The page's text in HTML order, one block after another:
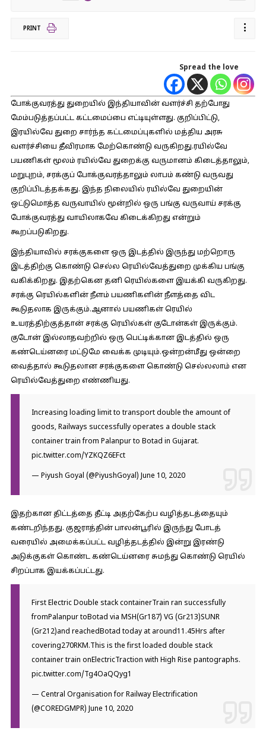
PRINT
Spread the love
போக்குவரத்து துறையில் இந்தியாவின் வளர்ச்சி தற்போது
மேம்படுத்தப்பட்ட கட்டமைப்பை எட்டியுள்ளது. குறிப்பிட்டு,
இரயில்வே துறை சார்ந்த கட்டமைப்புகளில் மத்திய அரசு
வளர்ச்சியை தீவிரமாக மேற்கொண்டு வருகிறது.ரயில்வே
பயணிகள் மூலம் ரயில்வே துறைக்கு வருமானம் கிடைத்தாலும்,
மறுபுறம், சரக்குப் போக்குவரத்தாலும் லாபம் கண்டு வருவது
குறிப்பிடத்தக்கது. இந்த நிலையில் ரயில்வே துறையின்
ஒட்டுமொத்த வருவாயில் மூன்றில் ஒரு பங்கு வருவாய் சரக்கு
போக்குவரத்து வாயிலாகவே கிடைக்கிறது என்றும்
கூறப்படுகிறது.
இந்தியாவில் சரக்குகளை ஒரு இடத்தில் இருந்து மற்றொரு
இடத்திற்கு கொண்டு செல்ல ரெயில்வேத்துறை முக்கிய பங்கு
வகிக்கிறது. இதற்கென தனி ரெயில்களை இயக்கி வருகிறது.
சரக்கு ரெயில்களின் நீளம் பயணிகளின் நீளத்தை விட
கூடுதலாக இருக்கும்.ஆனால் பயணிகள் ரெயில்
உயரத்திற்குத்தான் சரக்கு ரெயில்கள் குடோன்கள் இருக்கும்.
குடோன் இல்லாதவற்றில் ஒரு பெட்டிக்கான இடத்தில் ஒரு
கண்டெய்னரை மட்டுமே வைக்க முடியும்.ஒன்றன்மீது ஒன்றை
வைத்தால் கூடுதலான சரக்குகளை கொண்டு செல்லலாம் என
ரெயில்வேத்துறை எண்ணியது.
Increasing loading limit to transport double the amount of
goods, Railways successfully operates a double stack
container train from Palanpur to Botad in Gujarat.
pic.twitter.com/YZKQZ6EFct
— Piyush Goyal (@PiyushGoyal) June 10, 2020
இதற்கான திட்டத்தை தீட்டி அதற்கேற்ப வழித்தடத்தையும்
கண்டறிந்தது. குஜராத்தின் பாலன்பூரில் இருந்து போடத்
வரையில் அமைக்கப்பட்ட வழித்தடத்தில் இன்று இரண்டு
அடுக்குகள் கொண்ட கண்டெய்னரை சுமந்து கொண்டு ரெயில்
சிறப்பாக இயக்கப்பட்டது.
First Electric Double stack containerTrain ran successfully
fromPalanpur toBotad via MSH(Gr187) VG (Gr213)SUNR
(Gr212)and reachedBotad today at around11.45Hrs after
covering270RKM.This is the first loaded double stack
container train onElectricTraction with High Rise pantographs.
pic.twitter.com/Tg4OaQQyg1
— Central Organisation for Railway Electrification
(@COREDGMPR) June 10, 2020